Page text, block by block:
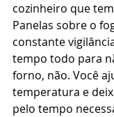
cozinheiro que
Panelas sobre o
constante
tempo todo para
forno, não. Você
temperatura e
pelo tempo